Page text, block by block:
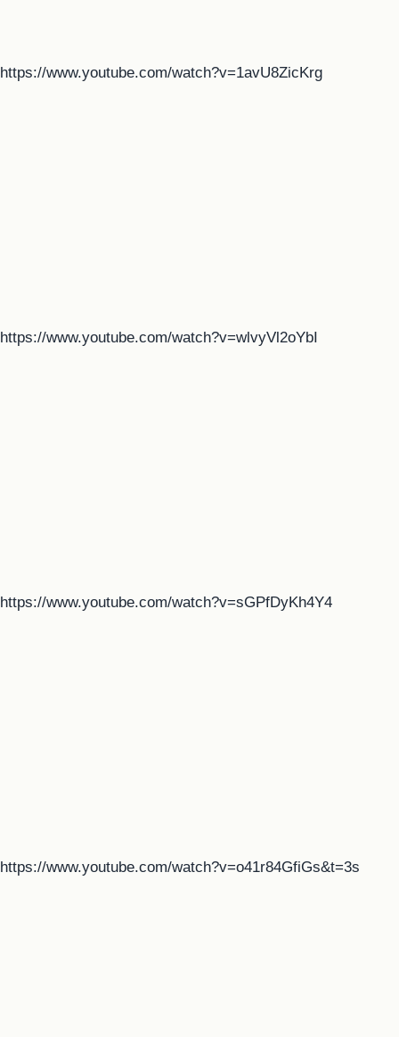
https://www.youtube.com/watch?v=1avU8ZicKrg
https://www.youtube.com/watch?v=wlvyVl2oYbI
https://www.youtube.com/watch?v=sGPfDyKh4Y4
https://www.youtube.com/watch?v=o41r84GfiGs&t=3s